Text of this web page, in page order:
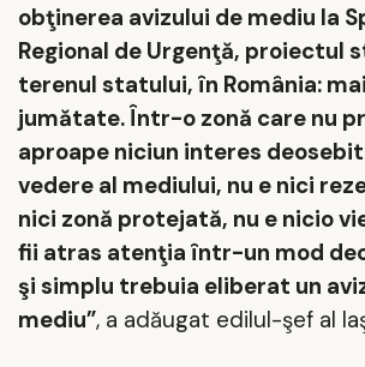
obţinerea avizului de mediu la
Regional de Urgenţă, proiectul
terenul statului, în România:
jumătate. Într-o zonă care nu
aproape niciun interes
vedere al mediului, nu e nici
nici zonă protejată, nu e nicio
fii atras atenţia într-un mod
şi simplu trebuia eliberat un
mediu”, a adăugat edilul-şef al